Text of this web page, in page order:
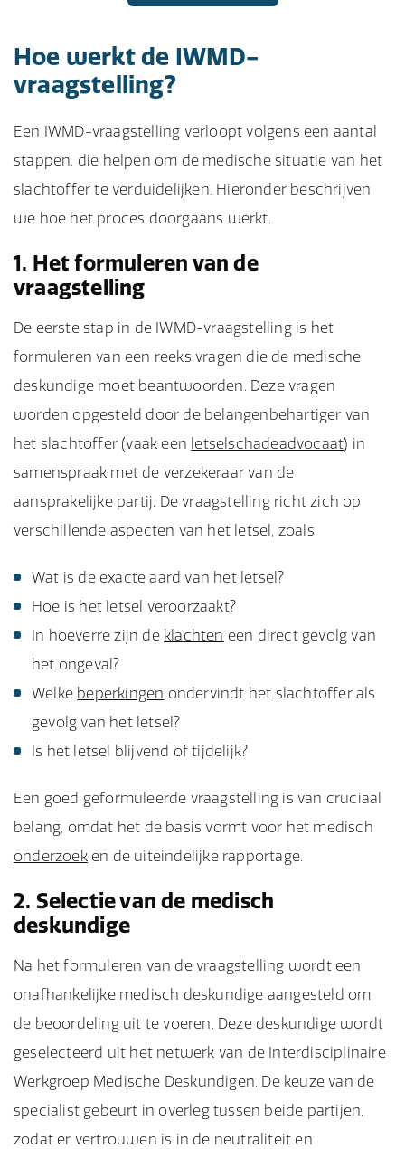
Hoe werkt de IWMD-
vraagstelling?
Een IWMD-vraagstelling verloopt volgens een aantal
stappen, die helpen om de medische situatie van het
slachtoffer te verduidelijken. Hieronder beschrijven
we hoe het proces doorgaans werkt.
1. Het formuleren van de
vraagstelling
De eerste stap in de IWMD-vraagstelling is het
formuleren van een reeks vragen die de medische
deskundige moet beantwoorden. Deze vragen
worden opgesteld door de belangenbehartiger van
het slachtoffer (vaak een letselschadeadvocaat) in
samenspraak met de verzekeraar van de
aansprakelijke partij. De vraagstelling richt zich op
verschillende aspecten van het letsel, zoals:
Wat is de exacte aard van het letsel?
Hoe is het letsel veroorzaakt?
In hoeverre zijn de klachten een direct gevolg van
het ongeval?
Welke beperkingen ondervindt het slachtoffer als
gevolg van het letsel?
Is het letsel blijvend of tijdelijk?
Een goed geformuleerde vraagstelling is van cruciaal
belang, omdat het de basis vormt voor het medisch
onderzoeken de uiteindelijke rapportage.
2. Selectie van de medisch
deskundige
Na het formuleren van de vraagstelling wordt een
onafhankelijke medisch deskundige aangesteld om
de beoordeling uit te voeren. Deze deskundige wordt
geselecteerd uit het netwerk van de Interdisciplinaire
Werkgroep Medische Deskundigen. De keuze van de
specialist gebeurt in overleg tussen beide partijen,
zodat er vertrouwen is in de neutraliteit en